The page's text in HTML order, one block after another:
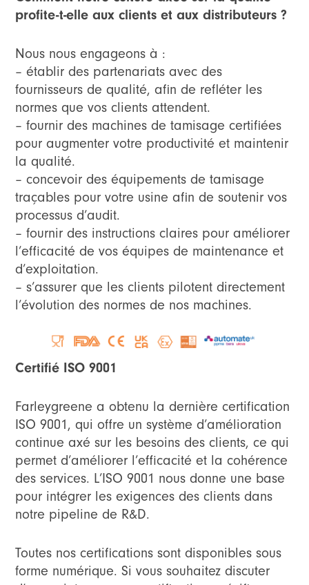
profite-t-elle aux clients et aux distributeurs ?
Nous nous engageons à :
– établir des partenariats avec des
fournisseurs de qualité, afin de refléter les
normes que vos clients attendent.
– fournir des machines de tamisage certifiées
pour augmenter votre productivité et maintenir
la qualité.
– concevoir des équipements de tamisage
traçables pour votre usine afin de soutenir vos
processus d’audit.
– fournir des instructions claires pour améliorer
l’efficacité de vos équipes de maintenance et
d’exploitation.
– s’assurer que les clients pilotent directement
l’évolution des normes de nos machines.
Certifié ISO 9001
Farleygreene a obtenu la dernière certification
ISO 9001, qui offre un système d’amélioration
continue axé sur les besoins des clients, ce qui
permet d’améliorer l’efficacité et la cohérence
des services. L’ISO 9001 nous donne une base
pour intégrer les exigences des clients dans
notre pipeline de R&D.
Toutes nos certifications sont disponibles sous
forme numérique. Si vous souhaitez discuter